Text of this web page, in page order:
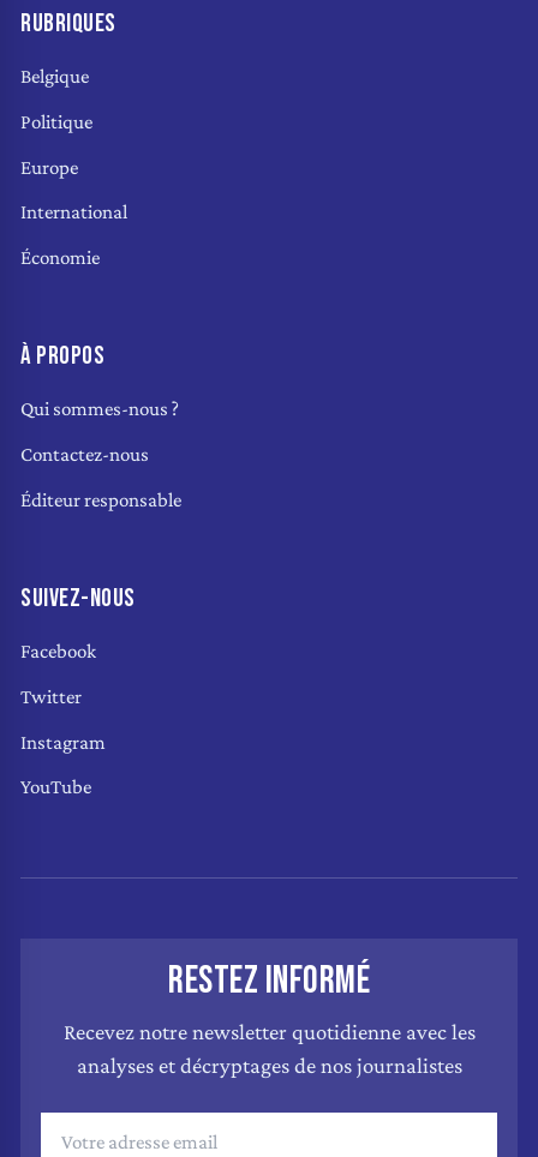
RUBRIQUES
Belgique
Politique
Europe
International
Économie
À PROPOS
Qui sommes-nous ?
Contactez-nous
Éditeur responsable
SUIVEZ-NOUS
Facebook
Twitter
Instagram
YouTube
RESTEZ INFORMÉ
Recevez notre newsletter quotidienne avec les
analyses et décryptages de nos journalistes